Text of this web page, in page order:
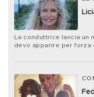
La conduttrice lancia un
devo apparire per forza